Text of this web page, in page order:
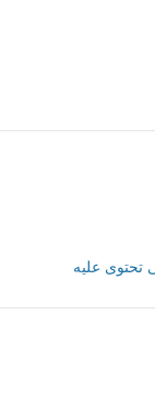
تحتوى عليه